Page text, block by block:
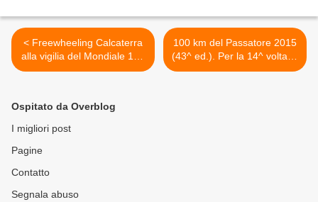
< Freewheeling Calcaterra
alla vigilia del Mondiale 100
km. Una riflessione sulla
100 km del Passatore 2015
(43^ ed.). Per la 14^ volta la
Cento del Passatore
Ospitato da Overblog
I migliori post
Pagine
Contatto
Segnala abuso